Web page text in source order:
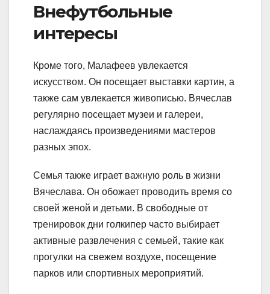
Внефутбольные
интересы
Кроме того, Малафеев увлекается
искусством. Он посещает выставки картин, а
также сам увлекается живописью. Вячеслав
регулярно посещает музеи и галереи,
наслаждаясь произведениями мастеров
разных эпох.
Семья также играет важную роль в жизни
Вячеслава. Он обожает проводить время со
своей женой и детьми. В свободные от
тренировок дни голкипер часто выбирает
активные развлечения с семьей, такие как
прогулки на свежем воздухе, посещение
парков или спортивных мероприятий.